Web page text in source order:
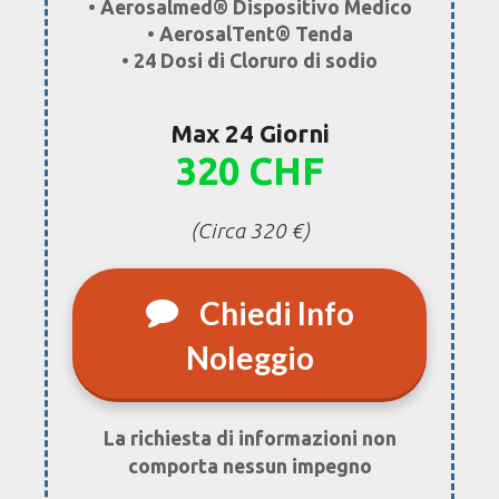
• Aerosalmed® Dispositivo Medico
• AerosalTent® Tenda
• 24 Dosi di Cloruro di sodio
Max 24 Giorni
320 CHF
(Circa 320 €)
Chiedi Info
Noleggio
La richiesta di informazioni non
comporta nessun impegno